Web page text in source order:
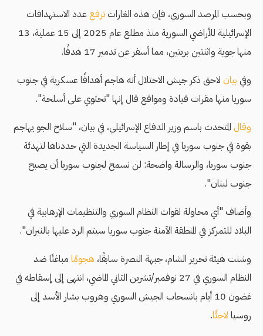
وبحسب المرصد السوري، فإن هذه الغارات ترفععدد الاستهدافات
الإسرائيلية للأراضي السورية منذ مطلع عام 2025 إلى 15 عملية، 13
منها جوية واثنتين بريتين، مما أسفر عن تدمير 17 هدفًا.
وفي بيان لاحق ذكر جيش الاحتلال أنه هاجم أهدافًا عسكرية في جنوب
سوريا منها مقرات قيادة ومواقع قال إنها "تحتوي على أسلحة".
وقال المتحدث باسم وزير الدفاع الإسرائيلي، في بيان، "سلاح الجو يهاجم
بقوة في جنوب سوريا في إطار السياسة الجديدة التي حددناها لتهدئة
جنوب سوريا، والرسالة واضحة: لن نسمح لجنوب سوريا أن يصبح
جنوب لبنان".
وأضاف "أي محاولة لقوات النظام السوري والتنظيمات الإرهابية في
البلاد للتمركز في المنطقة الآمنة جنوب سوريا سيتم الرد عليها بالنيران".
وشنت هيئة تحرير الشام، جبهة النصرة سابقًا، هجومًا مباغتًا ضد
النظام السوري في 27 نوفمبر/تشرين الثاني الماضي، انتهى إلى إسقاطه في
غضون 10 أيام بانسحاب الجيش السوري وهروب بشار الأسد إلى
روسيا لاجئًا.